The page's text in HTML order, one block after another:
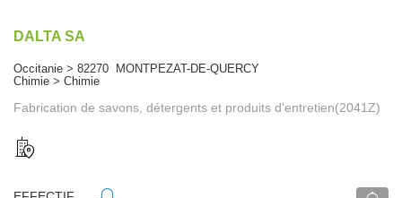
DALTA SA
Occitanie > 82270 MONTPEZAT-DE-QUERCY
Chimie > Chimie
Fabrication de savons, détergents et produits d'entretien(2041Z)